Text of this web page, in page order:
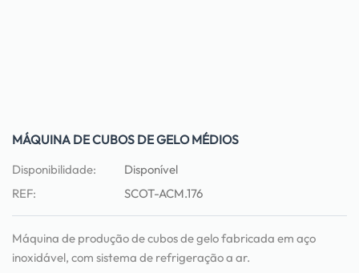
MÁQUINA DE CUBOS DE GELO MÉDIOS
Disponibilidade:
Disponível
REF:
SCOT-ACM.176
Máquina de produção de cubos de gelo fabricada em aço
inoxidável, com sistema de refrigeração a ar.